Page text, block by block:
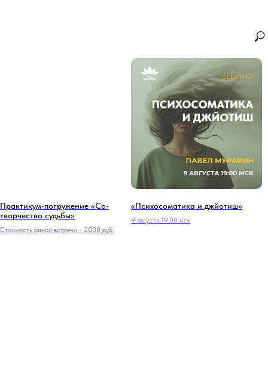
Практикум-погружение «Со-
творчество судьбы»
Стоимость одной встречи - 2000 руб.
«Психосоматика и джйотиш»
9 августа 19:00 мск